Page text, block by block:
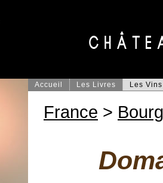
Accueil Les Livres Les Vins
France >